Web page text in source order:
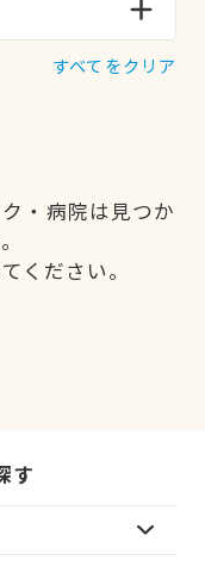
すべてをクリア
・病院は見つか
ください。
す